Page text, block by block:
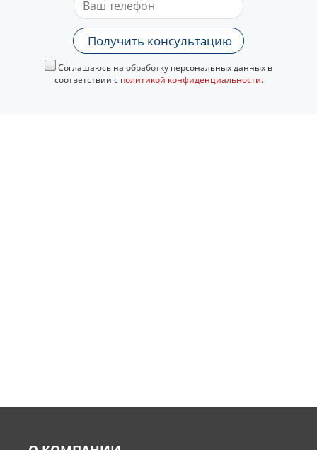
Получить консультацию
Соглашаюсь на обработку персональных данных в
соответствии с политикой конфиденциальности.